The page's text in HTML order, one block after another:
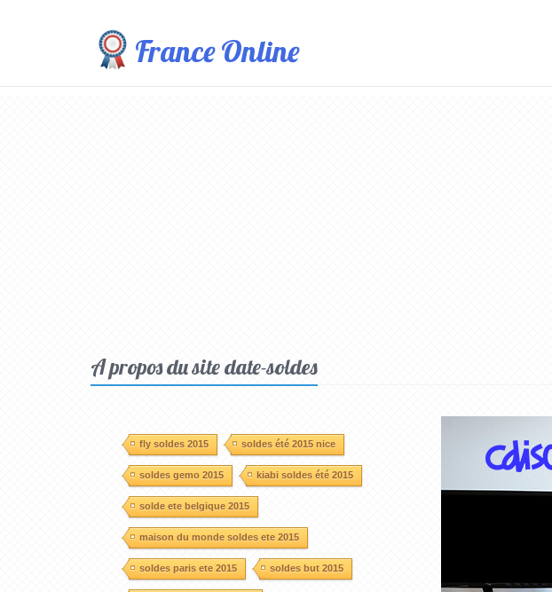
France Online
A propos du site date-soldes
fly soldes 2015 soldes été 2015 nice
soldes gemo 2015 kiabi soldes été 2015
solde ete belgique 2015
maison du monde soldes ete 2015
soldes paris ete 2015 soldes but 2015